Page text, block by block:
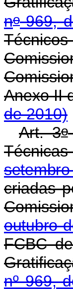
no969,
de 2010)
Art. 3o
criadas
outubro
FCBC
nº 969,